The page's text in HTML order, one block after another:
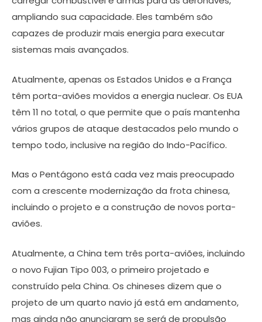
ampliando sua capacidade. Eles também são
capazes de produzir mais energia para executar
sistemas mais avançados.
Atualmente, apenas os Estados Unidos e a França
têm porta-aviões movidos a energia nuclear. Os EUA
têm 11 no total, o que permite que o país mantenha
vários grupos de ataque destacados pelo mundo o
tempo todo, inclusive na região do Indo-Pacífico.
Mas o Pentágono está cada vez mais preocupado
com a crescente modernização da frota chinesa,
incluindo o projeto e a construção de novos porta-
aviões.
Atualmente, a China tem três porta-aviões, incluindo
o novo Fujian Tipo 003, o primeiro projetado e
construído pela China. Os chineses dizem que o
projeto de um quarto navio já está em andamento,
mas ainda não anunciaram se será de propulsão